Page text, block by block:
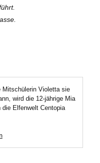
Mitschülerin Violetta sie
wird die 12-jährige Mia
Elfenwelt Centopia